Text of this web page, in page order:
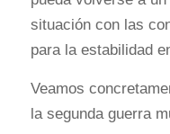
situación con las
para la estabilidad
Veamos
la segunda guerra